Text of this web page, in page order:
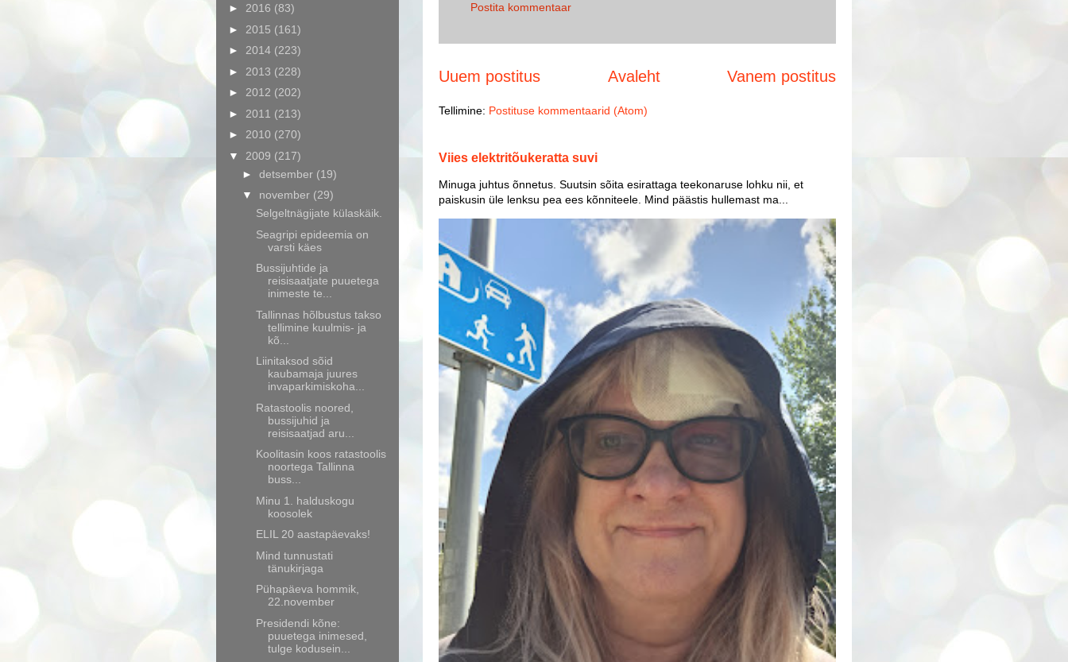
Postita kommentaar
Uuem postitus Vanem postitus
Avaleht
Tellimine: Postituse kommentaarid (Atom)
Viies elektritõukeratta suvi
Minuga juhtus õnnetus. Suutsin sõita esirattaga teekonaruse lohku nii, et
paiskusin üle lenksu pea ees kõnniteele. Mind päästis hullemast ma...
► 2016 (83)
► 2015 (161)
► 2014 (223)
► 2013 (228)
► 2012 (202)
► 2011 (213)
► 2010 (270)
▼ 2009 (217)
► detsember (19)
▼ november (29)
Selgeltnägijate külaskäik.
Seagripi epideemia on
varsti käes
Bussijuhtide ja
reisisaatjate puuetega
inimeste te...
Tallinnas hõlbustus takso
tellimine kuulmis- ja
kõ...
Liinitaksod sõid
kaubamaja juures
invaparkimiskoha...
Ratastoolis noored,
bussijuhid ja
reisisaatjad aru...
Koolitasin koos ratastoolis
noortega Tallinna
buss...
Minu 1. halduskogu
koosolek
ELIL 20 aastapäevaks!
Mind tunnustati
tänukirjaga
Pühapäeva hommik,
22.november
Presidendi kõne:
puuetega inimesed,
tulge kodusein...